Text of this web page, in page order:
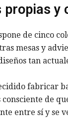
propias y
de cinco
mesas y
tan
fabricar
consciente de
entre sí y se